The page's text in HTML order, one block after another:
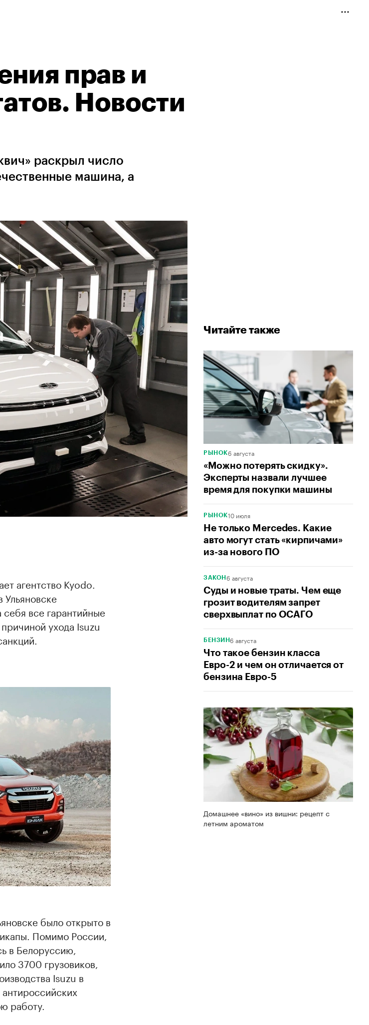
Читайте также
РЫНОК6 августа
«Можно потерять скидку».
Эксперты назвали лучшее
время для покупки машины
РЫНОК10 июля
Не только Mercedes. Какие
авто могут стать «кирпичами»
из-за нового ПО
ЗАКОН 6 августа
Суды и новые траты. Чем еще
грозит водителям запрет
сверхвыплат по ОСАГО
БЕНЗИН6 августа
Что такое бензин класса
Евро-2 и чем он отличается от
бензина Евро-5
Домашнее «вино» из вишни: рецепт с
летним ароматом
прав и
Новости
раскрыл число
машина, а
агентство Kyodo.
Ульяновске
все гарантийные
ухода Isuzu
было открыто в
Помимо России,
в Белоруссию,
3700 грузовиков,
Isuzu в
работу.